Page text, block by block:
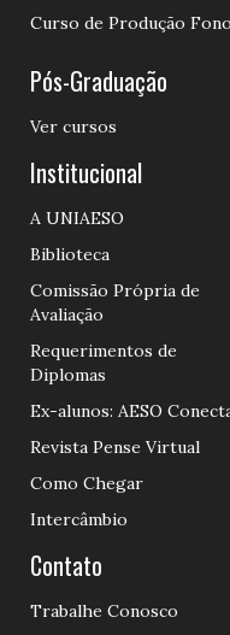
Curso de Produção
Pós-Graduação
Ver cursos
Institucional
A UNIAESO
Biblioteca
Comissão Própria de
Avaliação
Requerimentos de
Diplomas
Ex-alunos: AESO
Revista Pense Virtual
Como Chegar
Intercâmbio
Contato
Trabalhe Conosco